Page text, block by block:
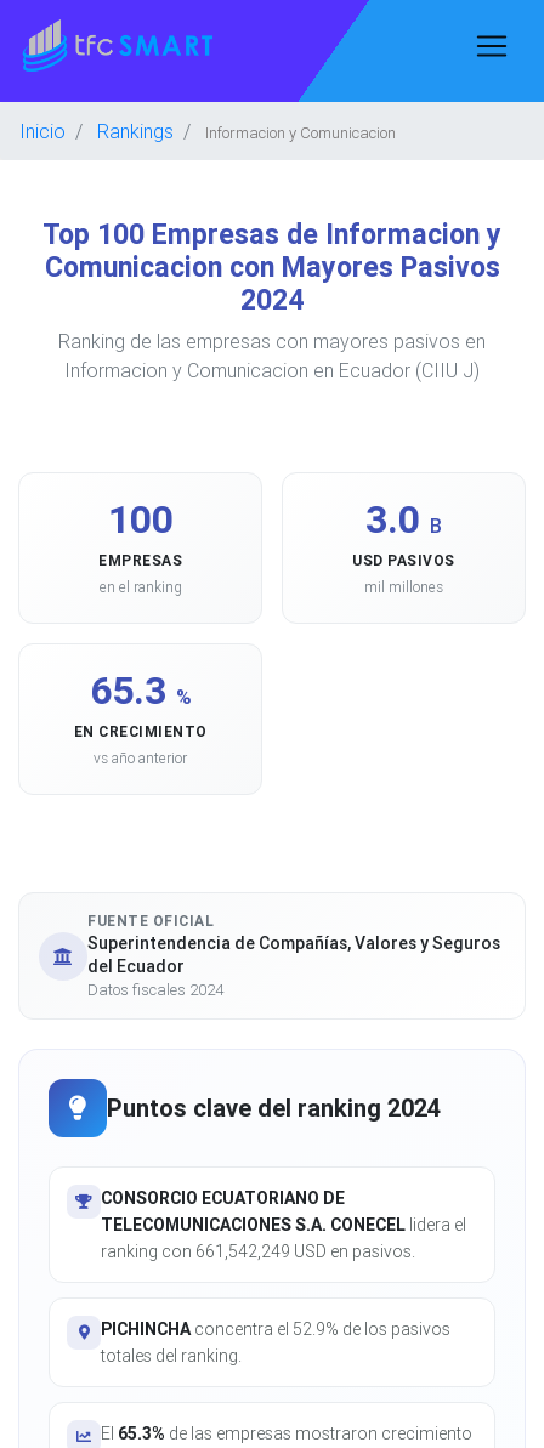
Inicio Rankings Informacion y Comunicacion
Top 100 Empresas de Informacion y
Comunicacion con Mayores Pasivos
2024
Ranking de las empresas con mayores pasivos en
Informacion y Comunicacion en Ecuador (CIIU J)
100
EMPRESAS
en el ranking
3.0 B
USD PASIVOS
mil millones
65.3 %
EN CRECIMIENTO
vs año anterior
FUENTE OFICIAL
Superintendencia de Compañías, Valores y Seguros
del Ecuador
Datos fiscales 2024
Puntos clave del ranking 2024
CONSORCIO ECUATORIANO DE
TELECOMUNICACIONES S.A. CONECEL lidera el
ranking con 661,542,249 USD en pasivos.
PICHINCHAconcentra el 52.9% de los pasivos
totales del ranking.
El 65.3% de las empresas mostraron crecimiento